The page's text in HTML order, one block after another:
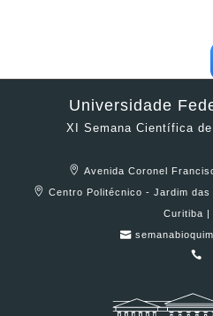
Universidade
XI Semana Científica
Avenida Coronel
Centro Politécnico - Jardim
Curitiba |